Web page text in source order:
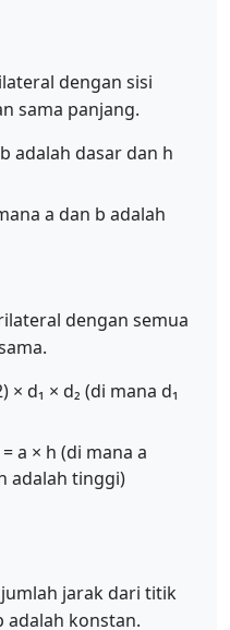
dengan sisi
sama panjang.
adalah dasar dan h
a dan b adalah
dengan semua
× d₁ × d₂ (di mana d₁
= a × h (di mana a
adalah tinggi)
jarak dari titik
adalah konstan.